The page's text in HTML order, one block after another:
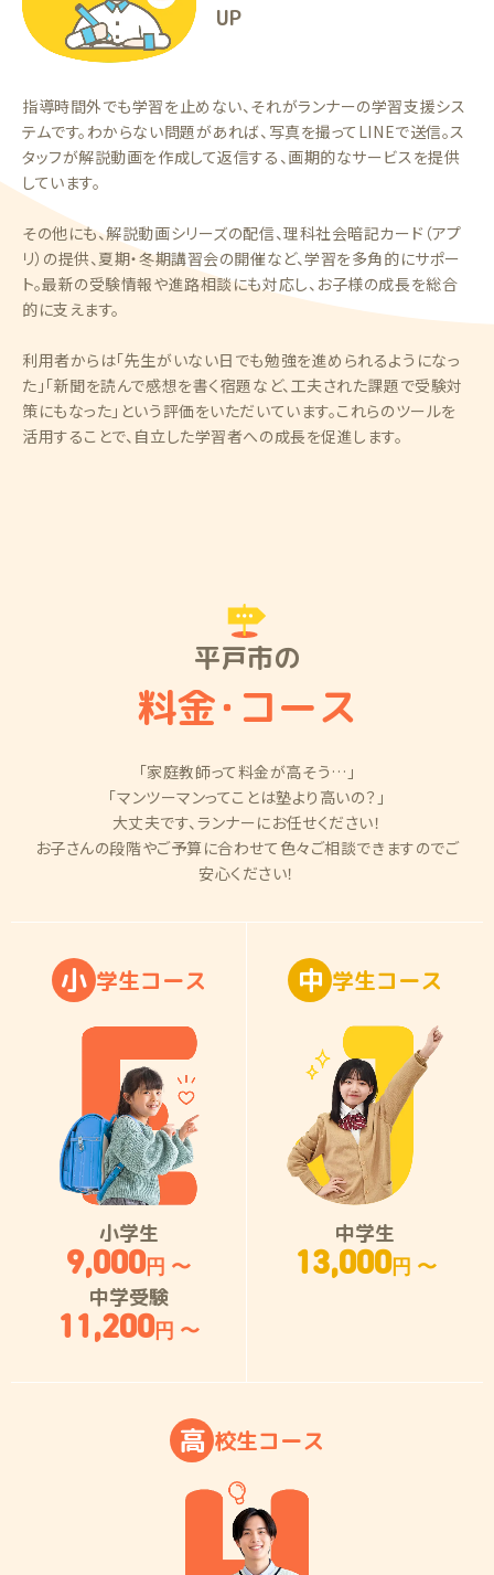
UP
指導時間外でも学習を止めない、それがランナーの学習支援シス
テムです。わからない問題があれば、写真を撮ってLINEで送信。ス
タッフが解説動画を作成して返信する、画期的なサービスを提供
しています。
その他にも、解説動画シリーズの配信、理科社会暗記カード（アプ
リ）の提供、夏期・冬期講習会の開催など、学習を多角的にサポー
ト。最新の受験情報や進路相談にも対応し、お子様の成長を総合
的に支えます。
利用者からは「先生がいない日でも勉強を進められるようになっ
た」「新聞を読んで感想を書く宿題など、工夫された課題で受験対
策にもなった」という評価をいただいています。これらのツールを
活用することで、自立した学習者への成長を促進します。
平戸市の
料金・コース
「家庭教師って料金が高そう…」
「マンツーマンってことは塾より高いの？」
大丈夫です、ランナーにお任せください！
お子さんの段階やご予算に合わせて色々ご相談できますのでご
安心ください！
小 学生コース
小学生
9,000円 〜
中学受験
11,200円 〜
中 学生コース
中学生
13,000円 〜
高 校生コース